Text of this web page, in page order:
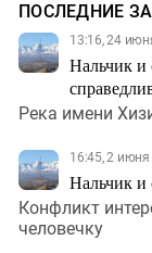
ПОСЛЕДНИЕ
13:16, 24
Нальчик и
Река имени
16:45, 2 июня
Нальчик и
Конфликт
человечку